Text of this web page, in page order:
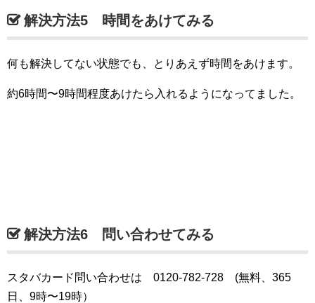
解決方法5 時間をあけてみる
何も解決してない状態でも、とりあえず時間をあけます。
約6時間〜9時間程度あけたら入れるようになってました。
解決方法6 問い合わせてみる
スタバカード問い合わせは 0120-782-728 (無料、365
日、9時〜19時）